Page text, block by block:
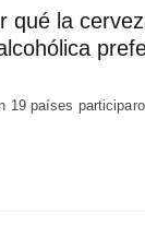
qué la
19 países